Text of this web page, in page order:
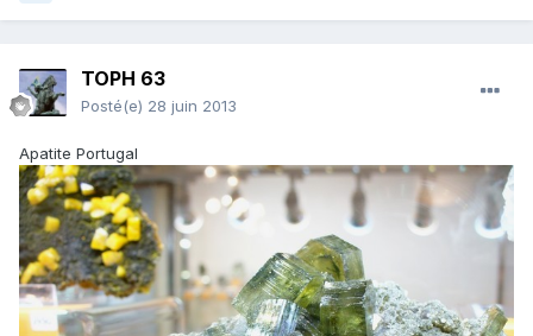
TOPH 63
Posté(e) 28 juin 2013
Apatite Portugal